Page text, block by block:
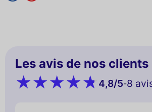
Les avis de nos clients
4,8/5-8